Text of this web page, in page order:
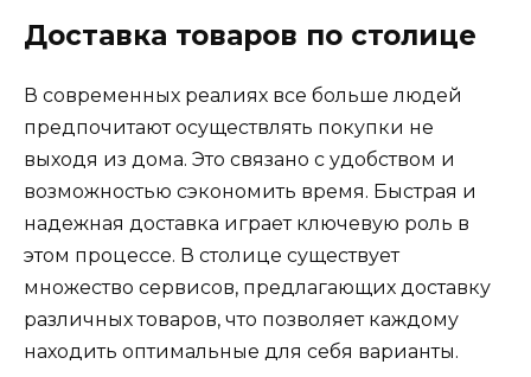
Доставка товаров по столице
В современных реалиях все больше людей
предпочитают осуществлять покупки не
выходя из дома. Это связано с удобством и
возможностью сэкономить время. Быстрая и
надежная доставка играет ключевую роль в
этом процессе. В столице существует
множество сервисов, предлагающих доставку
различных товаров, что позволяет каждому
находить оптимальные для себя варианты.